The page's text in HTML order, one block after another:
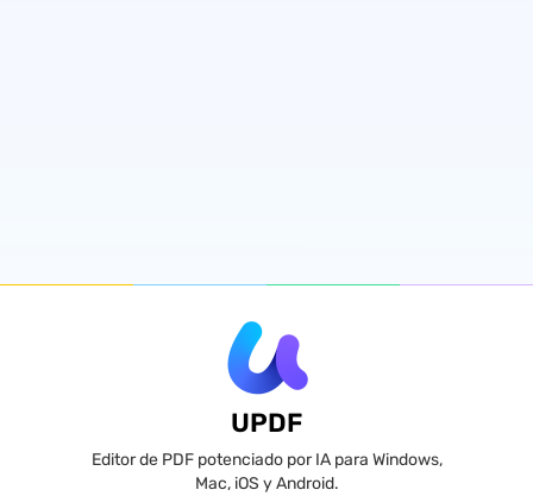
UPDF
Editor de PDF potenciado por IA para Windows,
Mac, iOS y Android.